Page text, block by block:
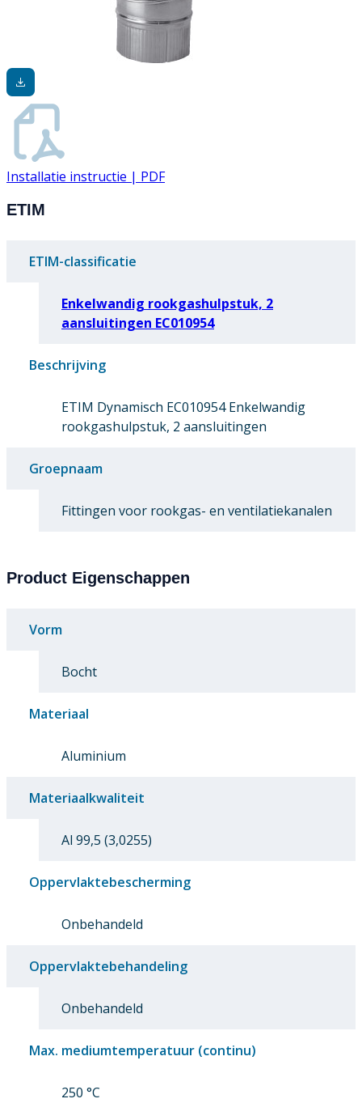
Installatie instructie | PDF
ETIM
ETIM-classificatie
Enkelwandig rookgashulpstuk, 2
aansluitingen EC010954
Beschrijving
ETIM Dynamisch EC010954 Enkelwandig
rookgashulpstuk, 2 aansluitingen
Groepnaam
Fittingen voor rookgas- en ventilatiekanalen
Product Eigenschappen
Vorm
Bocht
Materiaal
Aluminium
Materiaalkwaliteit
Al 99,5 (3,0255)
Oppervlaktebescherming
Onbehandeld
Oppervlaktebehandeling
Onbehandeld
Max. mediumtemperatuur (continu)
250 °C